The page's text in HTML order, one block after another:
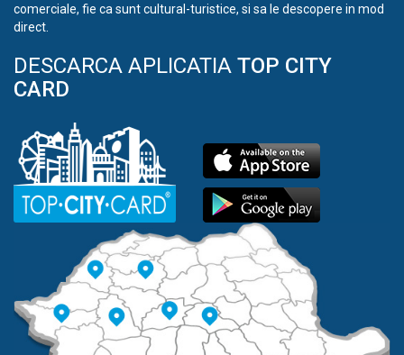
comerciale, fie ca sunt cultural-turistice, si sa le descopere in mod
direct.
DESCARCA APLICATIA TOP CITY
CARD